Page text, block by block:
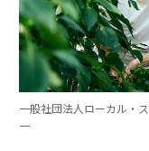
一般社団法人ローカル・
一